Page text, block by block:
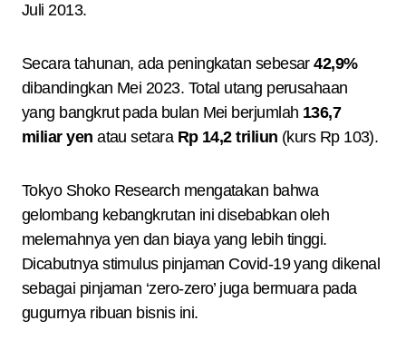
Juli 2013.
Secara tahunan, ada peningkatan sebesar42,9%
dibandingkan Mei 2023. Total utang perusahaan
yang bangkrut pada bulan Mei berjumlah 136,7
miliar yen atau setara Rp 14,2 triliun (kurs Rp 103).
Tokyo Shoko Research mengatakan bahwa
gelombang kebangkrutan ini disebabkan oleh
melemahnya yen dan biaya yang lebih tinggi.
Dicabutnya stimulus pinjaman Covid-19 yang dikenal
sebagai pinjaman ‘zero-zero’ juga bermuara pada
gugurnya ribuan bisnis ini.